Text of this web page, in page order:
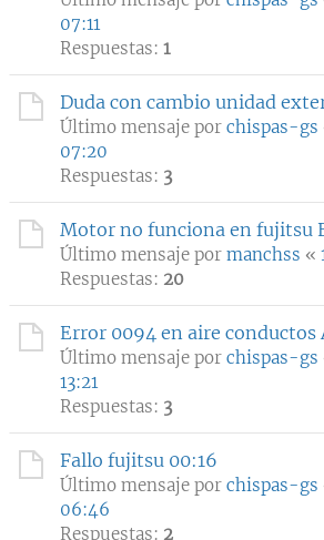
07:11
Respuestas: 1
Duda con cambio unidad
Último mensaje por chispas-gs
07:20
Respuestas: 3
Motor no funciona en fujitsu
Último mensaje por manchss «
Respuestas: 20
Error 0094 en aire conductos
Último mensaje por chispas-gs
13:21
Respuestas: 3
Fallo fujitsu 00:16
Último mensaje por chispas-gs
06:46
Respuestas: 2